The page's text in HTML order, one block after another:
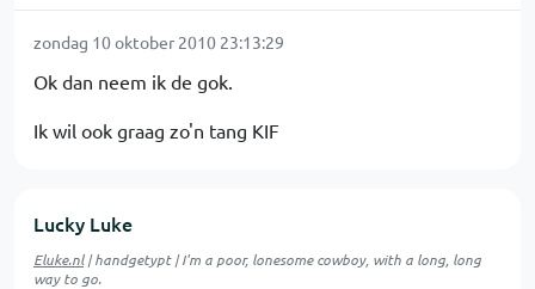
zondag 10 oktober 2010 23:13:29
Ok dan neem ik de gok.
Ik wil ook graag zo'n tang KIF
Lucky Luke
Eluke.nl| handgetypt | I'm a poor, lonesome cowboy, with a long, long
way to go.